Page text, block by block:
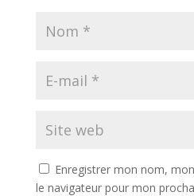
Enregistrer mon nom,
le navigateur pour mon